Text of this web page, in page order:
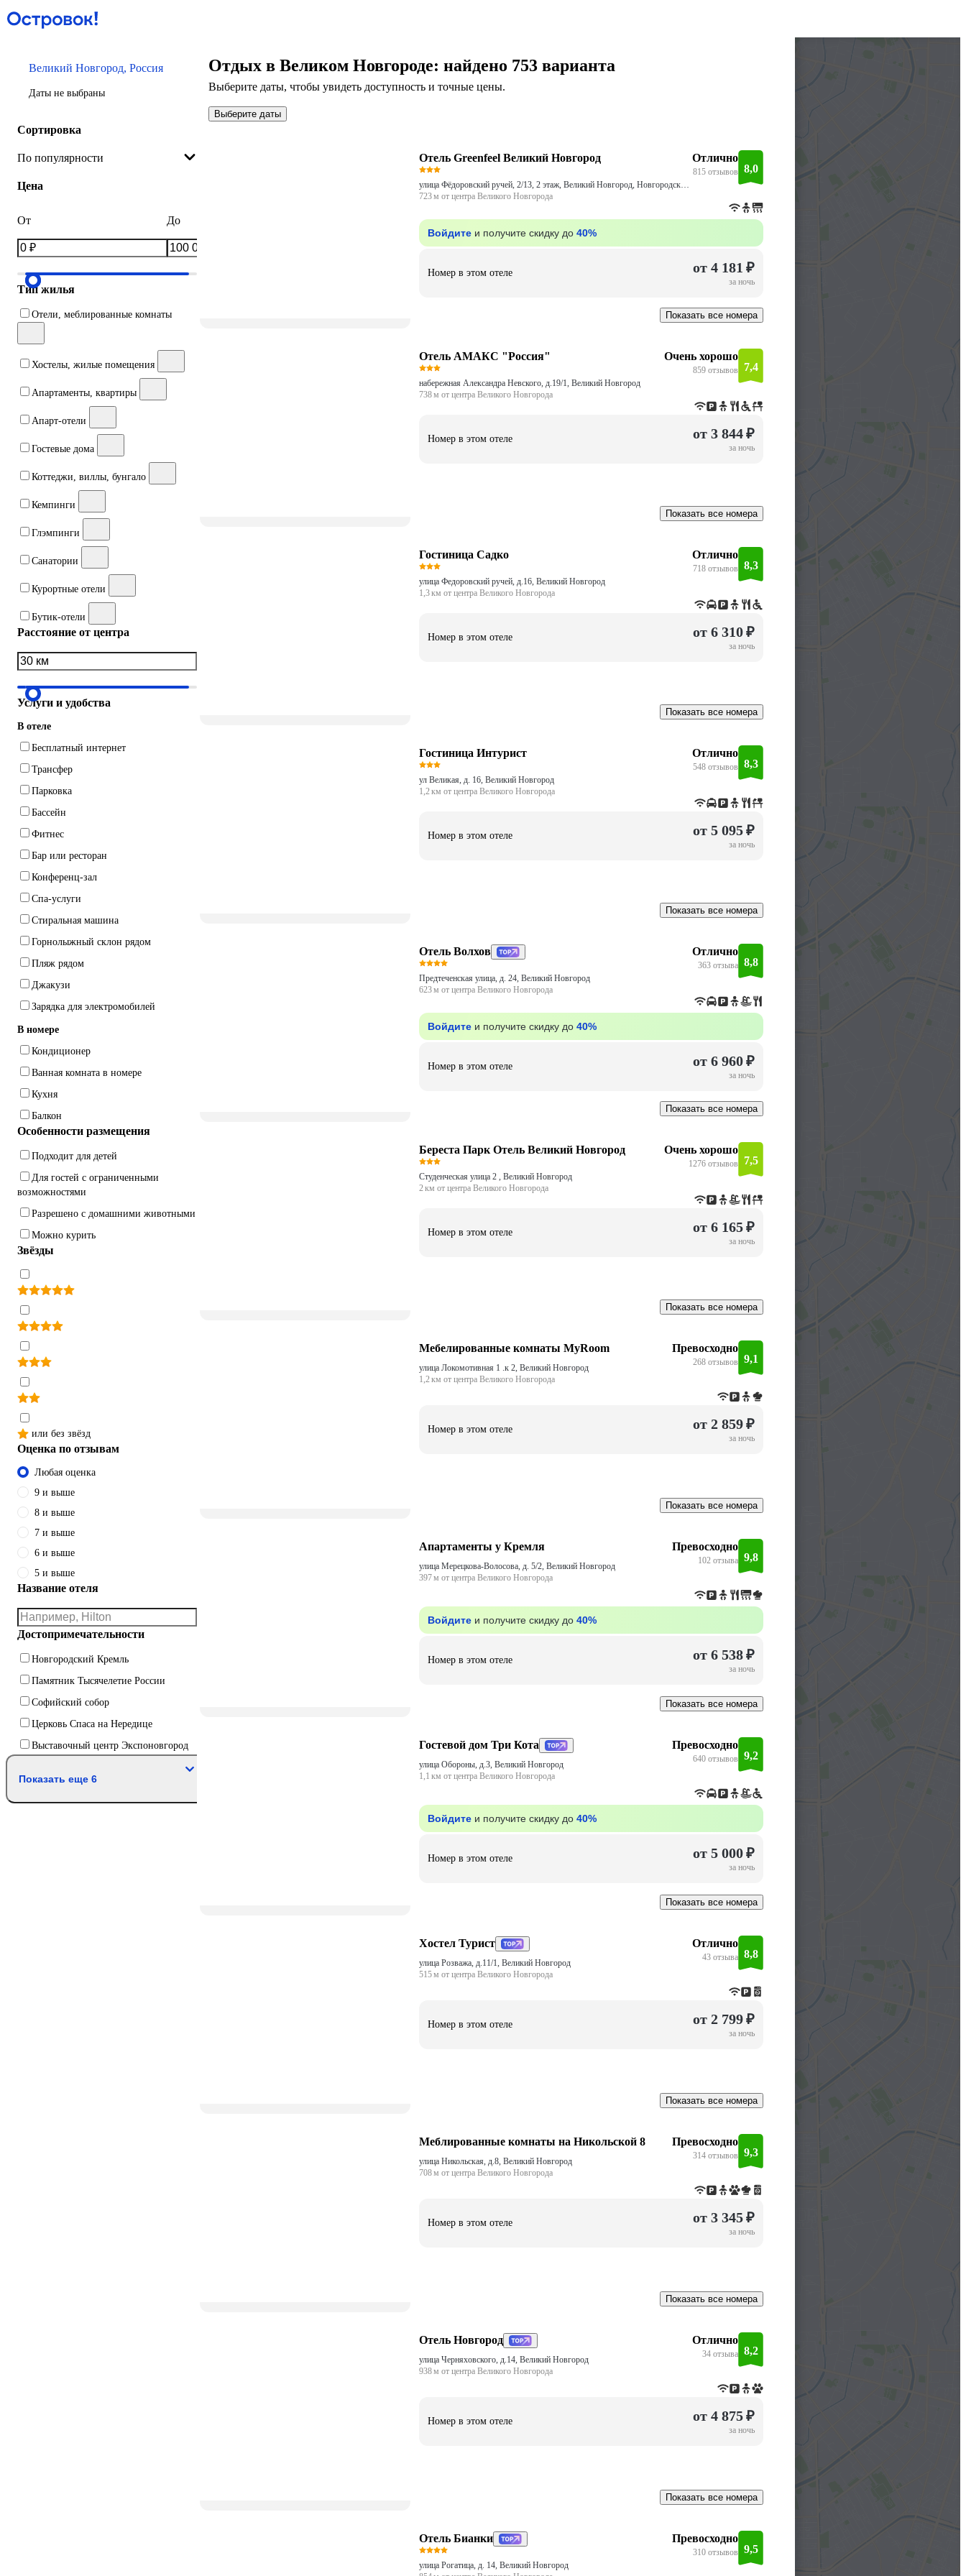
Великий Новгород, Россия
Даты не выбраны
Сортировка
По популярности
Цена
От До
Тип жилья
Отели, меблированные комнаты
Хостелы, жилые помещения
Апартаменты, квартиры
Апарт-отели
Гостевые дома
Коттеджи, виллы, бунгало
Кемпинги
Глэмпинги
Санатории
Курортные отели
Бутик-отели
Расстояние от центра
Услуги и удобства
В отеле
Бесплатный интернет
Трансфер
Парковка
Бассейн
Фитнес
Бар или ресторан
Конференц-зал
Спа-услуги
Стиральная машина
Горнолыжный склон рядом
Пляж рядом
Джакузи
Зарядка для электромобилей
В номере
Кондиционер
Ванная комната в номере
Кухня
Балкон
Особенности размещения
Подходит для детей
Для гостей с ограниченными
возможностями
Разрешено с домашними животными
Можно курить
Звёзды
или без звёзд
Оценка по отзывам
Любая оценка
9 и выше
8 и выше
7 и выше
6 и выше
5 и выше
Название отеля
Достопримечательности
Новгородский Кремль
Памятник Тысячелетие России
Софийский собор
Церковь Спаса на Нередице
Выставочный центр Экспоновгород
Показать еще 6
Отдых в Великом Новгороде: найдено 753 варианта
Выберите даты, чтобы увидеть доступность и точные цены.
Выберите даты
Отель Greenfeel Великий Новгород
улица Фёдоровский ручей, 2/13, 2 этаж, Великий Новгород, Новгородская обл., Россия, 173004, Великий Новгород
723 м от центра Великого Новгорода
Отлично
815 отзывов 8,0
Войдите и получите скидку до 40%
Номер в этом отеле от 4 181 ₽
за ночь
Показать все номера
Отель АМАКС "Россия"
набережная Александра Невского, д.19/1, Великий Новгород
738 м от центра Великого Новгорода
Очень хорошо
859 отзывов 7,4
Номер в этом отеле от 3 844 ₽
за ночь
Показать все номера
Гостиница Садко
улица Федоровский ручей, д.16, Великий Новгород
1,3 км от центра Великого Новгорода
Отлично
718 отзывов 8,3
Номер в этом отеле от 6 310 ₽
за ночь
Показать все номера
Гостиница Интурист
ул Великая, д. 16, Великий Новгород
1,2 км от центра Великого Новгорода
Отлично
548 отзывов 8,3
Номер в этом отеле от 5 095 ₽
за ночь
Показать все номера
Отель Волхов
Предтеченская улица, д. 24, Великий Новгород
623 м от центра Великого Новгорода
Отлично
363 отзыва 8,8
Войдите и получите скидку до 40%
Номер в этом отеле от 6 960 ₽
за ночь
Показать все номера
Береста Парк Отель Великий Новгород
Студенческая улица 2 , Великий Новгород
2 км от центра Великого Новгорода
Очень хорошо
1276 отзывов 7,5
Номер в этом отеле от 6 165 ₽
за ночь
Показать все номера
Мебелированные комнаты MyRoom
улица Локомотивная 1 .к 2, Великий Новгород
1,2 км от центра Великого Новгорода
Превосходно
268 отзывов 9,1
Номер в этом отеле от 2 859 ₽
за ночь
Показать все номера
Апартаменты у Кремля
улица Мерецкова-Волосова, д. 5/2, Великий Новгород
397 м от центра Великого Новгорода
Превосходно
102 отзыва 9,8
Войдите и получите скидку до 40%
Номер в этом отеле от 6 538 ₽
за ночь
Показать все номера
Гостевой дом Три Кота
улица Обороны, д.3, Великий Новгород
1,1 км от центра Великого Новгорода
Превосходно
640 отзывов 9,2
Войдите и получите скидку до 40%
Номер в этом отеле от 5 000 ₽
за ночь
Показать все номера
Хостел Турист
улица Розважа, д.11/1, Великий Новгород
515 м от центра Великого Новгорода
Отлично
43 отзыва 8,8
Номер в этом отеле от 2 799 ₽
за ночь
Показать все номера
Меблированные комнаты на Никольской 8
улица Никольская, д.8, Великий Новгород
708 м от центра Великого Новгорода
Превосходно
314 отзывов 9,3
Номер в этом отеле от 3 345 ₽
за ночь
Показать все номера
Отель Новгород
улица Черняховского, д.14, Великий Новгород
938 м от центра Великого Новгорода
Отлично
34 отзыва 8,2
Номер в этом отеле от 4 875 ₽
за ночь
Показать все номера
Отель Бианки
улица Рогатица, д. 14, Великий Новгород
Превосходно
310 отзывов 9,5